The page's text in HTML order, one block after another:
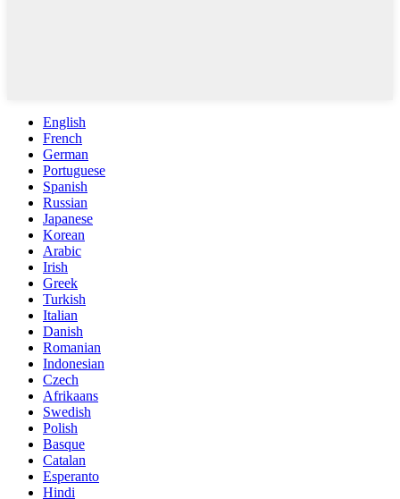
English
French
German
Portuguese
Spanish
Russian
Japanese
Korean
Arabic
Irish
Greek
Turkish
Italian
Danish
Romanian
Indonesian
Czech
Afrikaans
Swedish
Polish
Basque
Catalan
Esperanto
Hindi